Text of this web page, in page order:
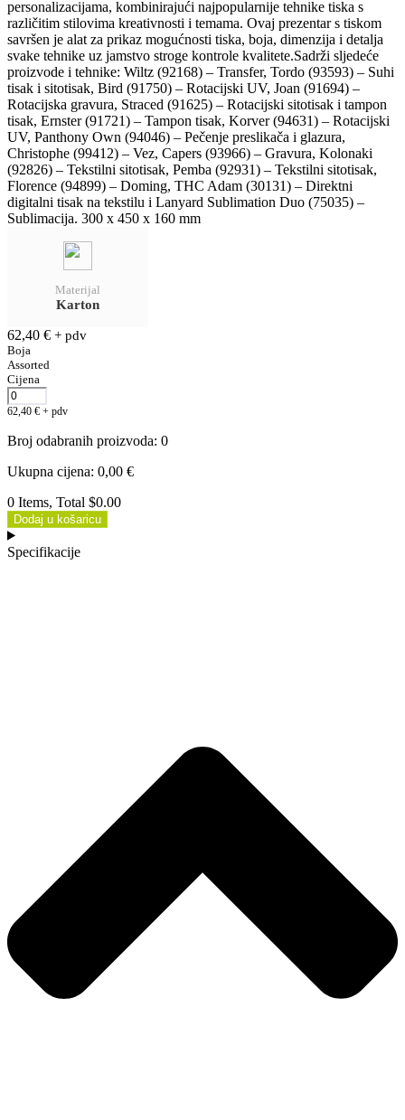
personalizacijama, kombinirajući najpopularnije tehnike tiska s
različitim stilovima kreativnosti i temama. Ovaj prezentar s tiskom
savršen je alat za prikaz mogućnosti tiska, boja, dimenzija i detalja
svake tehnike uz jamstvo stroge kontrole kvalitete.Sadrži sljedeće
proizvode i tehnike: Wiltz (92168) – Transfer, Tordo (93593) – Suhi
tisak i sitotisak, Bird (91750) – Rotacijski UV, Joan (91694) –
Rotacijska gravura, Straced (91625) – Rotacijski sitotisak i tampon
tisak, Ernster (91721) – Tampon tisak, Korver (94631) – Rotacijski
UV, Panthony Own (94046) – Pečenje preslikača i glazura,
Christophe (99412) – Vez, Capers (93966) – Gravura, Kolonaki
(92826) – Tekstilni sitotisak, Pemba (92931) – Tekstilni sitotisak,
Florence (94899) – Doming, THC Adam (30131) – Direktni
digitalni tisak na tekstilu i Lanyard Sublimation Duo (75035) –
Sublimacija. 300 x 450 x 160 mm
Materijal
Karton
62,40 € + pdv
Boja
Assorted
Cijena
62,40 € + pdv
Broj odabranih proizvoda: 0
Ukupna cijena: 0,00 €
0 Items, Total $0.00
Dodaj u košaricu
Specifikacije